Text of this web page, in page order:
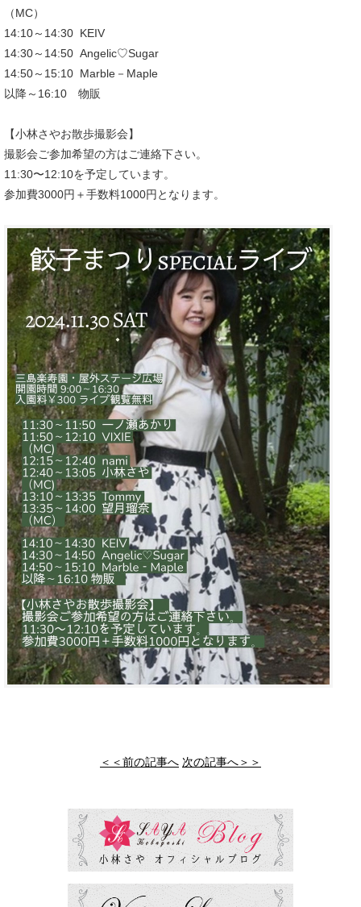
（MC）
14:10～14:30 KEIV
14:30～14:50 Angelic♡Sugar
14:50～15:10 Marble－Maple
以降～16:10 物販
【小林さやお散歩撮影会】
撮影会ご参加希望の方はご連絡下さい。
11:30〜12:10を予定しています。
参加費3000円＋手数料1000円となります。
＜＜前の記事へ 次の記事へ＞＞